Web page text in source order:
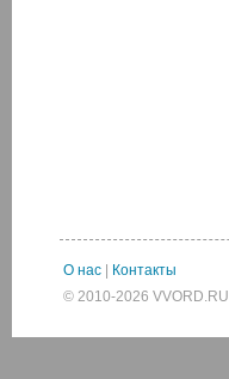
О нас
Контакты
© 2010-2026 VVORD.RU